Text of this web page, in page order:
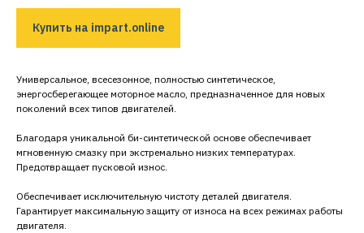
Купить на impart.online
Универсальное, всесезонное, полностью синтетическое,
энергосберегающее моторное масло, предназначенное для новых
поколений всех типов двигателей.
Благодаря уникальной би-синтетической основе обеспечивает
мгновенную смазку при экстремально низких температурах.
Предотвращает пусковой износ.
Обеспечивает исключительную чистоту деталей двигателя.
Гарантирует максимальную защиту от износа на всех режимах работы
двигателя.